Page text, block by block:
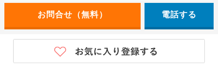
電話する